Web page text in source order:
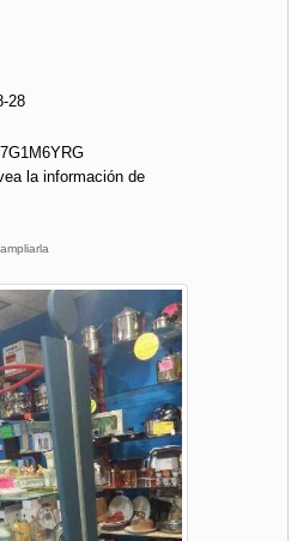
28
la información de